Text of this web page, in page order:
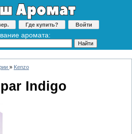
Где купить? Войти
аромата:
» Kenzo
Indigo